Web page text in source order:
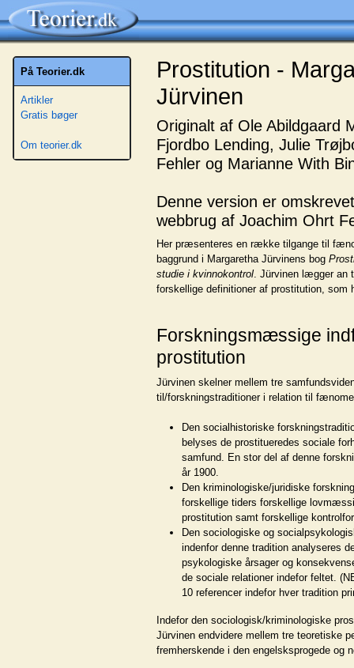
På Teorier.dk
Artikler
Gratis bøger
Om teorier.dk
Prostitution -
Jürvinen
Originalt af Ole Abildgaard
Fjordbo Lending, Julie
Fehler og Marianne With
Denne version er
webbrug af Joachim Ohrt
Her præsenteres en række tilgange til
baggrund i Margaretha Jürvinens bog
studie i kvinnokontrol. Jürvinen lægger an
forskellige definitioner af prostitution, som
Forskningsmæssige
prostitution
Jürvinen skelner mellem tre
til/forskningstraditioner i relation til
Den socialhistoriske
belyses de prostitueredes sociale
samfund. En stor del af denne
år 1900.
Den kriminologiske/juridiske
forskellige tiders forskellige
prostitution samt forskellige
Den sociologiske og
indenfor denne tradition analyseres
psykologiske årsager og
de sociale relationer indefor feltet.
10 referencer indefor hver tradition
Indefor den sociologisk/kriminologiske
Jürvinen endvidere mellem tre teoretiske
fremherskende i den engelsksprogede og